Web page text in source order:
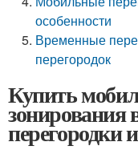
особенности
Временные
перегородок
Купить
перегородки